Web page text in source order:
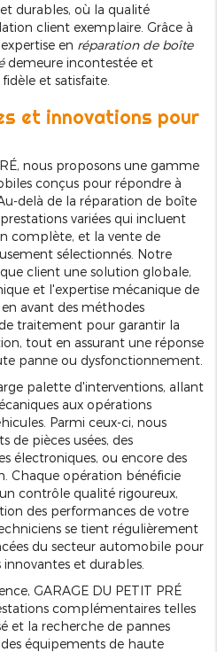
durables, où la qualité
client exemplaire. Grâce à
en réparation de boîte
demeure incontestée et
et satisfaite.
et innovations pour
nous proposons une gamme
conçus pour répondre à
delà de la réparation de boîte
variées qui incluent
complète, et la vente de
sélectionnés. Notre
client une solution globale,
et l'expertise mécanique de
avant des méthodes
traitement pour garantir la
tout en assurant une réponse
panne ou dysfonctionnement.
palette d'interventions, allant
aux opérations
Parmi ceux-ci, nous
de pièces usées, des
électroniques, ou encore des
Chaque opération bénéficie
contrôle qualité rigoureux,
des performances de votre
se tient régulièrement
du secteur automobile pour
et durables.
GARAGE DU PETIT PRÉ
complémentaires telles
et la recherche de pannes
équipements de haute